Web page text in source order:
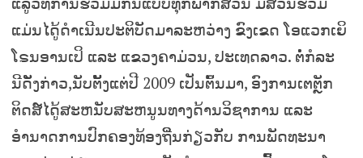
ແມ່ນໄດູ້ດຳເນີນປະຕິບັດມາລະຫວ່າງ ຂົງເຂດ ໂອແວກເຍິ
ໂຣນອານເປິ ແລະ ແຂວງຄາມ່ວນ, ປະເທດລາວ. ຕໍໍ່ກໍລະ
ນີດັັ່ງກ່າວ,ນັບຕັັ້ງແຕ່ປີ 2009 ເປັນຕົ້ນມາ, ອົງການເຕຕຼັກ
ຕິດສ໌ໄດູ້ສະຫນັບສະຫນູນທາງດ້ານວິຊາການ ແລະ
ອຳນາດການປົກຄອງທ້ອງຖິີ່ນກ່ຽວກັບ ການພັດທະນາ